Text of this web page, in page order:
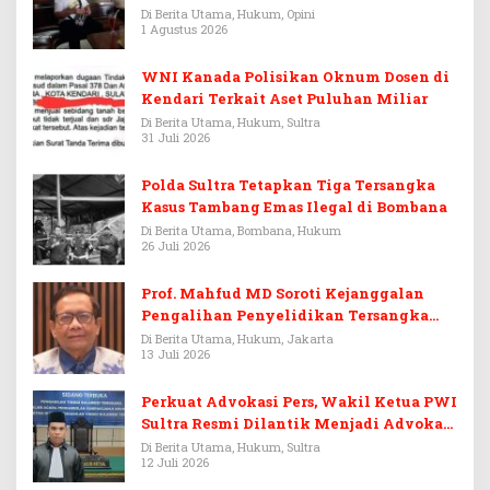
Warisan Menjadi Arena Pemerasan
Di Berita Utama, Hukum, Opini
1 Agustus 2026
WNI Kanada Polisikan Oknum Dosen di
Kendari Terkait Aset Puluhan Miliar
Di Berita Utama, Hukum, Sultra
31 Juli 2026
Polda Sultra Tetapkan Tiga Tersangka
Kasus Tambang Emas Ilegal di Bombana
Di Berita Utama, Bombana, Hukum
26 Juli 2026
Prof. Mahfud MD Soroti Kejanggalan
Pengalihan Penyelidikan Tersangka
Febrie Adriansyah
Di Berita Utama, Hukum, Jakarta
13 Juli 2026
Perkuat Advokasi Pers, Wakil Ketua PWI
Sultra Resmi Dilantik Menjadi Advokat
PERADI
Di Berita Utama, Hukum, Sultra
12 Juli 2026